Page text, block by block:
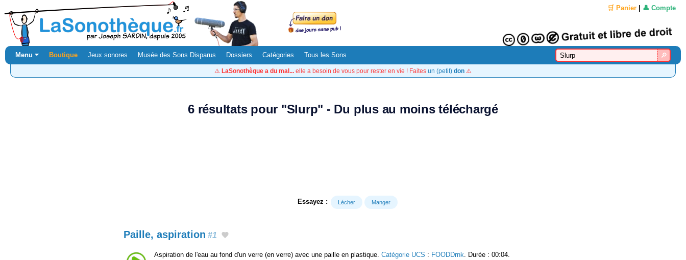
🛒 Panier 👤 Compte
Menu ⏷ Boutique Jeux sonores Musée des Sons Disparus Dossiers Catégories Tous les Sons
⚠️ LaSonothèque a du mal... elle a besoin de vous pour rester en vie ! Faites un (petit) don ⚠️
6 résultats pour "Slurp" - Du plus au moins téléchargé
Essayez : Lécher Manger
Paille, aspiration #1
Aspiration de l'eau au fond d'un verre (en verre) avec une paille en plastique. Catégorie UCS : FOODDrnk . Durée : 00:04.